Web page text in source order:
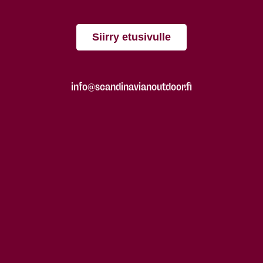
Siirry etusivulle
info@scandinavianoutdoor.fi